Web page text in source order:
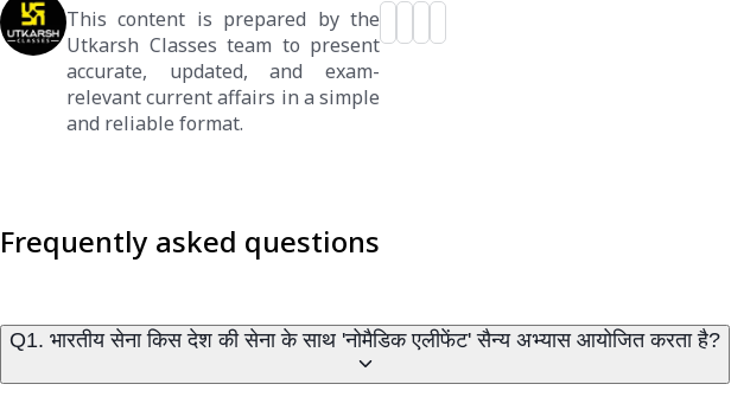
This content is prepared by the
Utkarsh Classes team to present
accurate, updated, and exam-
relevant current affairs in a simple
and reliable format.
Frequently asked questions
Q1. भारतीय सेना किस देश की सेना के साथ 'नोमैडिक एलीफेंट' सैन्य अभ्यास आयोजित करता है?